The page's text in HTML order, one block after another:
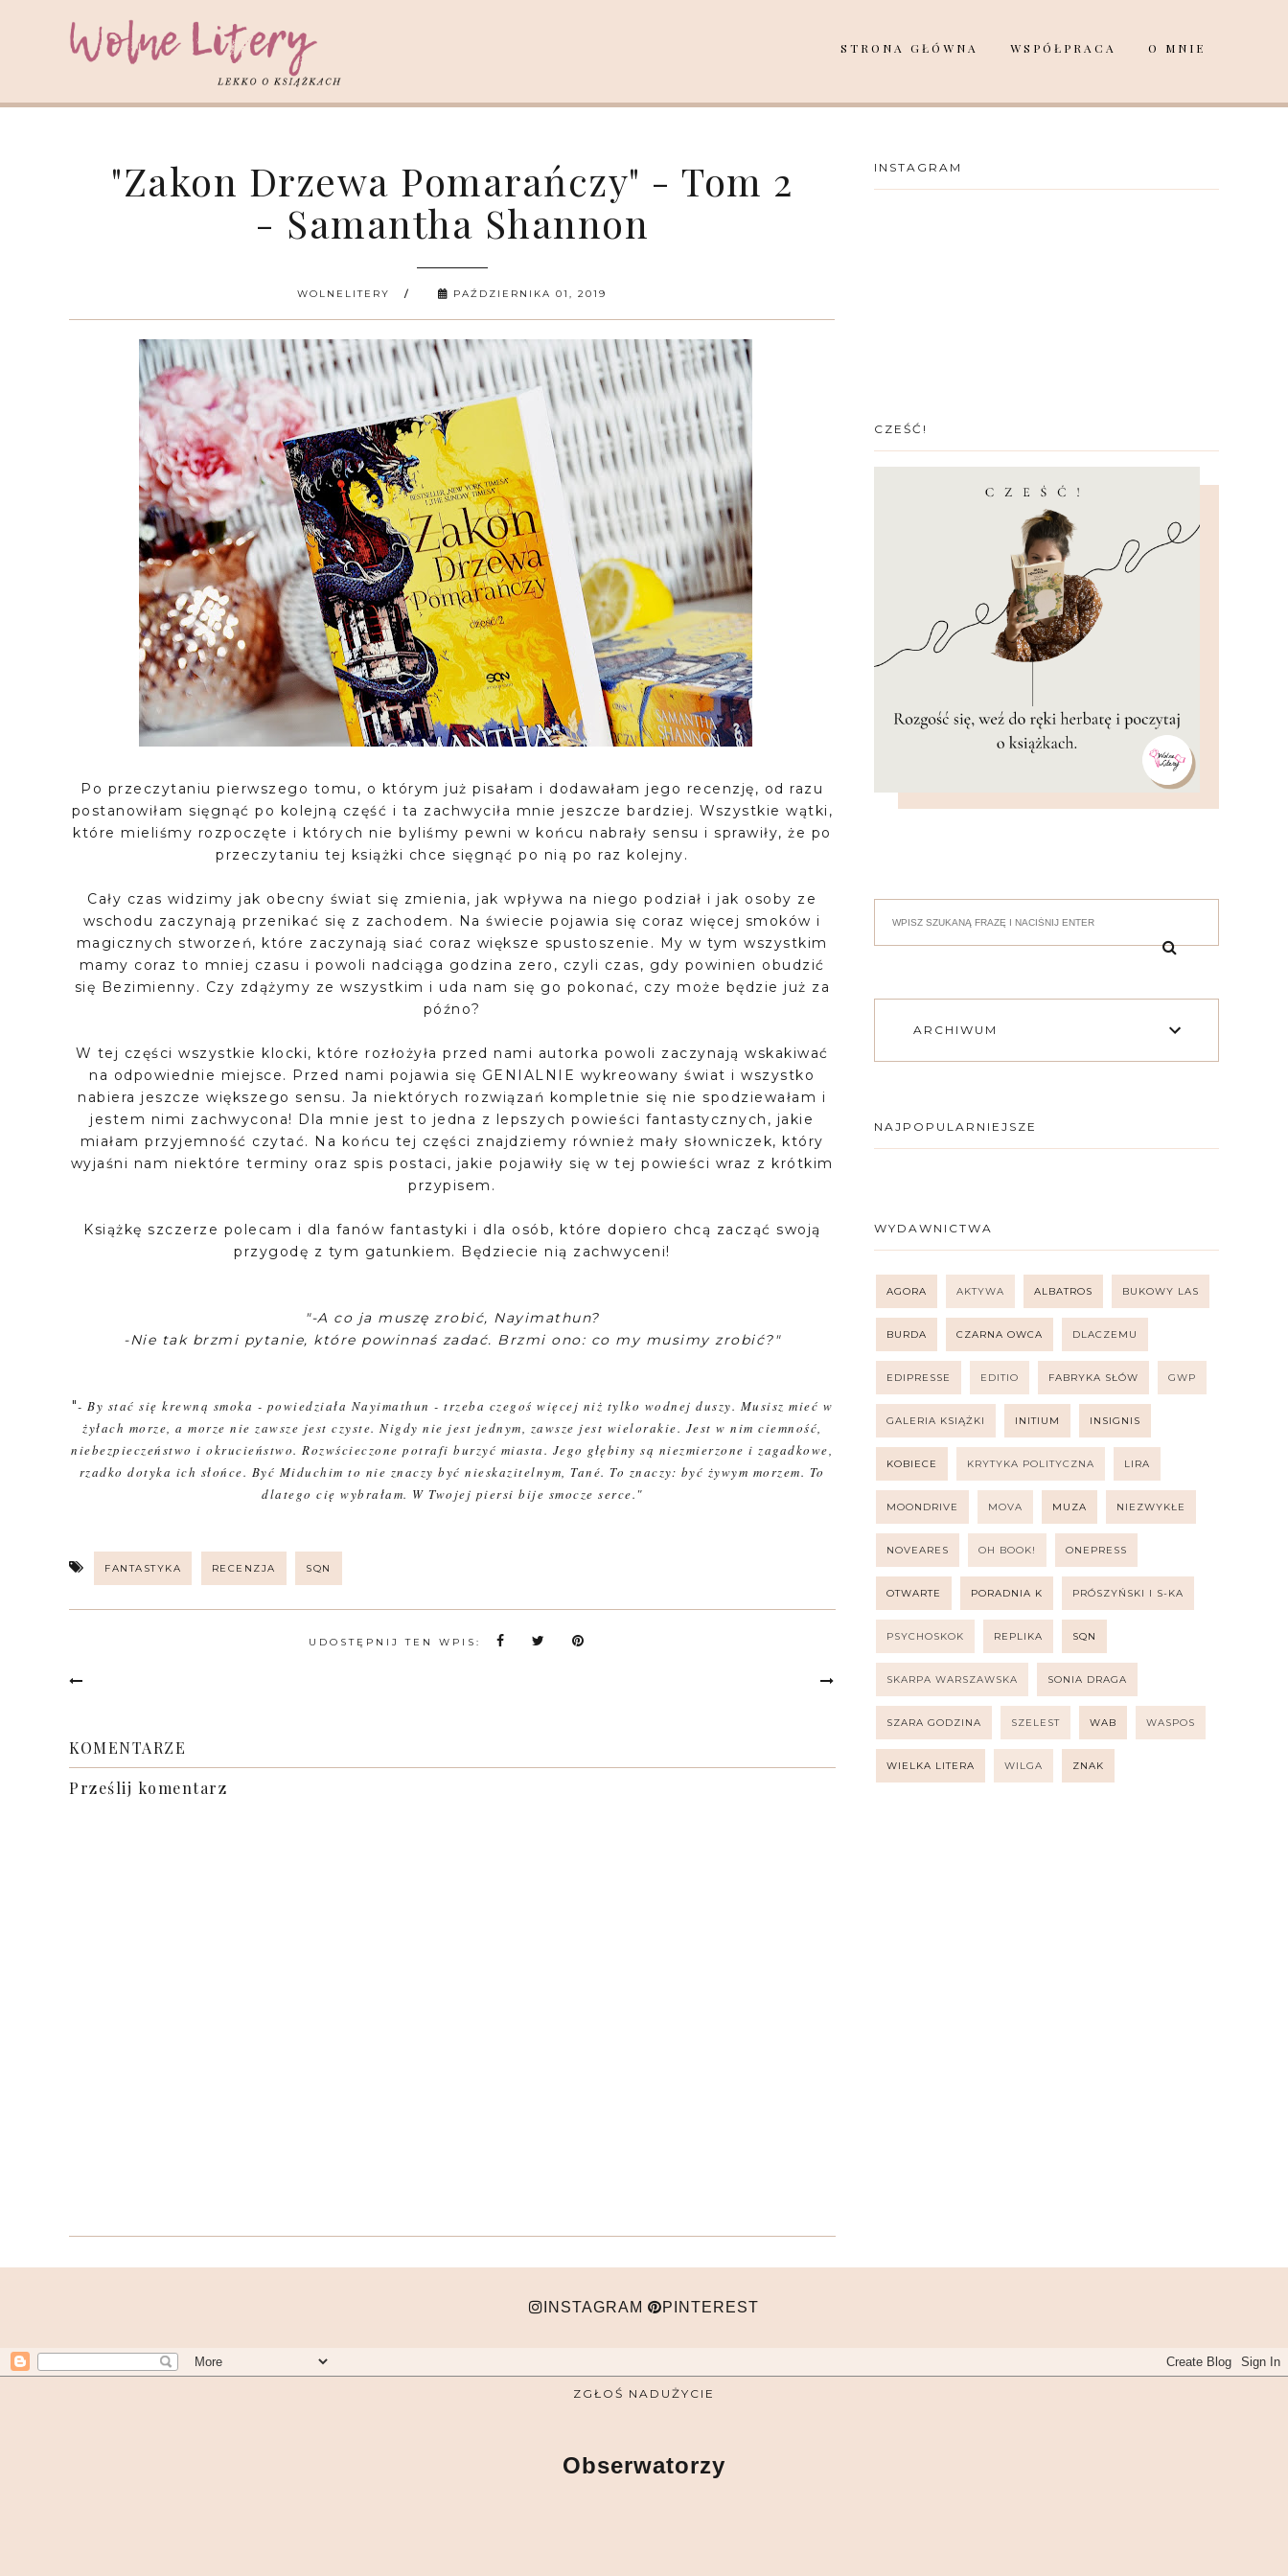
STRONA GŁÓWNA WSPÓŁPRACA O MNIE
"Zakon Drzewa Pomarańczy" - Tom 2
- Samantha Shannon
WOLNELITERY PAŹDZIERNIKA 01, 2019
Po przeczytaniu pierwszego tomu, o którym już pisałam i dodawałam jego recenzję, od razu
postanowiłam sięgnąć po kolejną część i ta zachwyciła mnie jeszcze bardziej. Wszystkie wątki,
które mieliśmy rozpoczęte i których nie byliśmy pewni w końcu nabrały sensu i sprawiły, że po
przeczytaniu tej książki chce sięgnąć po nią po raz kolejny.
Cały czas widzimy jak obecny świat się zmienia, jak wpływa na niego podział i jak osoby ze
wschodu zaczynają przenikać się z zachodem. Na świecie pojawia się coraz więcej smoków i
magicznych stworzeń, które zaczynają siać coraz większe spustoszenie. My w tym wszystkim
mamy coraz to mniej czasu i powoli nadciąga godzina zero, czyli czas, gdy powinien obudzić
się Bezimienny. Czy zdążymy ze wszystkim i uda nam się go pokonać, czy może będzie już za
późno?
W tej części wszystkie klocki, które rozłożyła przed nami autorka powoli zaczynają wskakiwać
na odpowiednie miejsce. Przed nami pojawia się GENIALNIE wykreowany świat i wszystko
nabiera jeszcze większego sensu. Ja niektórych rozwiązań kompletnie się nie spodziewałam i
jestem nimi zachwycona! Dla mnie jest to jedna z lepszych powieści fantastycznych, jakie
miałam przyjemność czytać. Na końcu tej części znajdziemy również mały słowniczek, który
wyjaśni nam niektóre terminy oraz spis postaci, jakie pojawiły się w tej powieści wraz z krótkim
przypisem.
Książkę szczerze polecam i dla fanów fantastyki i dla osób, które dopiero chcą zacząć swoją
przygodę z tym gatunkiem. Będziecie nią zachwyceni!
"-A co ja muszę zrobić, Nayimathun?
-Nie tak brzmi pytanie, które powinnaś zadać. Brzmi ono: co my musimy zrobić?"
"- By stać się krewną smoka - powiedziała Nayimathun - trzeba czegoś więcej niż tylko wodnej duszy. Musisz mieć w
żyłach morze, a morze nie zawsze jest czyste. Nigdy nie jest jednym, zawsze jest wielorakie. Jest w nim ciemność,
niebezpieczeństwo i okrucieństwo. Rozwścieczone potrafi burzyć miasta. Jego głębiny są niezmierzone i zagadkowe,
rzadko dotyka ich słońce. Być Miduchim to nie znaczy być nieskazitelnym, Tané. To znaczy: być żywym morzem. To
dlatego cię wybrałam. W Twojej piersi bije smocze serce."
FANTASTYKA RECENZJA SQN
UDOSTĘPNIJ TEN WPIS:
KOMENTARZE
Prześlij komentarz
INSTAGRAM
CZEŚĆ!
ARCHIWUM
NAJPOPULARNIEJSZE
WYDAWNICTWA
AGORA AKTYWA ALBATROS BUKOWY LAS
BURDA CZARNA OWCA DLACZEMU
EDIPRESSE EDITIO FABRYKA SŁÓW GWP
GALERIA KSIĄŻKI INITIUM INSIGNIS
KOBIECE KRYTYKA POLITYCZNA LIRA
MOONDRIVE MOVA MUZA NIEZWYKŁE
NOVEARES OH BOOK! ONEPRESS
OTWARTE PORADNIA K PRÓSZYŃSKI I S-KA
PSYCHOSKOK REPLIKA SQN
SKARPA WARSZAWSKA SONIA DRAGA
SZARA GODZINA SZELEST WAB WASPOS
WIELKA LITERA WILGA ZNAK
INSTAGRAM PINTEREST
ZGŁOŚ NADUŻYCIE
Obserwatorzy